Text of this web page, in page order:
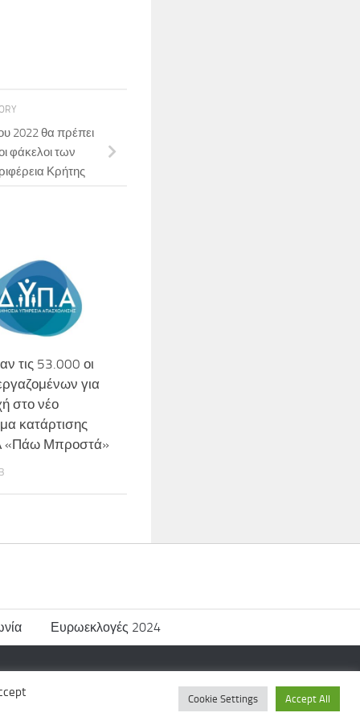
2022 θα πρέπει
φάκελοι των
Κρήτης
τις 53.000 οι
για
στο νέο
κατάρτισης
«Πάω Μπροστά»
Ευρωεκλογές 2024
Cookie Settings Accept All